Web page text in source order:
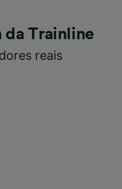
da Trainline
reais